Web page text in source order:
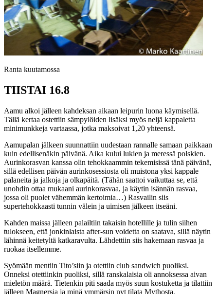
Ranta kuutamossa
TIISTAI 16.8
Aamu alkoi jälleen kahdeksan aikaan leipurin luona käymisellä.
Tällä kertaa ostettiin sämpylöiden lisäksi myös neljä kappaletta
minimunkkeja vartaassa, jotka maksoivat 1,20 yhteensä.
Aamupalan jälkeen suunnattiin uudestaan rannalle samaan paikkaan
kuin edellisenäkin päivänä. Aika kului lukien ja meressä polskien.
Aurinkorasvan kanssa olin tehokkaammin tekemisissä tänä päivänä,
sillä edellisen päivän aurinkosessiosta oli muistona yksi kappale
palaneita ja jalkoja ja olkapäitä. (Tähän saattoi vaikuttaa se, että
unohdin ottaa mukaani aurinkorasvaa, ja käytin isännän rasvaa,
jossa oli puolet vähemmän kertoimia…) Rasvailin siis
supertehokkaasti tunnin välein ja uimisen jälkeen itseäni.
Kahden maissa jälleen palailtiin takaisin hotellille ja tulin siihen
tulokseen, että jonkinlaista after-sun voidetta on saatava, sillä näytin
lähinnä keitetyltä katkaravulta. Lähdettiin siis hakemaan rasvaa ja
ruokaa itsellemme.
Syömään mentiin Tito’siin ja otettiin club sandwich puoliksi.
Onneksi otettiinkin puoliksi, sillä ranskalaisia oli annoksessa aivan
mieletön määrä. Tietenkin piti saada myös suun kostuketta ja tilattiin
jälleen Magnersia ja minä ymmärsin nyt tilata Mythosta.